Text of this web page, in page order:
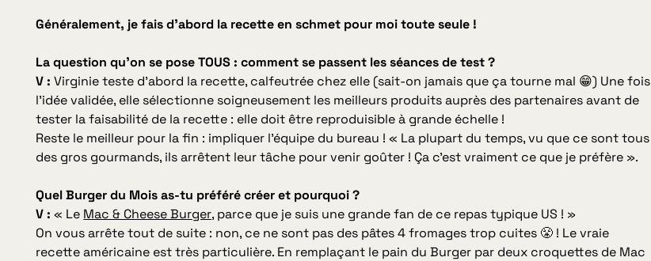
Généralement, je fais d’abord la recette en schmet pour moi toute seule !
La question qu’on se pose TOUS : comment se passent les séances de test ?
V :Virginie teste d’abord la recette, calfeutrée chez elle (sait-on jamais que ça tourne mal 😁) Une fois
l’idée validée, elle sélectionne soigneusement les meilleurs produits auprès des partenaires avant de
tester la faisabilité de la recette : elle doit être reproduisible à grande échelle !
Reste le meilleur pour la fin : impliquer l’équipe du bureau !« La plupart du temps, vu que ce sont tous
des gros gourmands, ils arrêtent leur tâche pour venir goûter ! Ça c’est vraiment ce que je préfère ».
Quel Burger du Mois as-tu préféré créer et pourquoi ?
V : « Le Mac & Cheese Burger, parce que je suis une grande fan de ce repas typique US ! »
On vous arrête tout de suite : non, ce ne sont pas des pâtes 4 fromages trop cuites 😤 ! Le vraie
recette américaine est très particulière. En remplaçant le pain du Burger par deux croquettes de Mac